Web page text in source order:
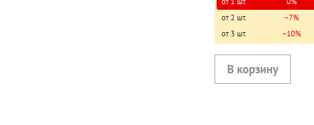
от 2 шт.
−7%
от 3 шт.
−10%